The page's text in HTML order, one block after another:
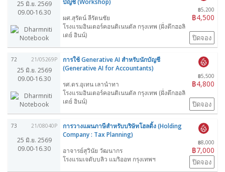
25 มิ.ย. 2569
09.00-16.30
บัญชี (Workshop)
฿5,200
฿4,500
ผศ.สุรัตน์ ลีรัตนชัย
โรงแรมอินเตอร์คอนติเนนตัล กรุงเทพ (ฝั่งตึกฮอลิ
เดย์ อินน์)
ปิดจอง
72 21/05269P
25 มิ.ย. 2569
09.00-16.30
การใช้ Generative AI สำหรับนักบัญชี
(Generative AI for Accountants)
฿5,500
฿4,800
รศ.ดร.อุเทน เลานำทา
โรงแรมอินเตอร์คอนติเนนตัล กรุงเทพ (ฝั่งตึกฮอลิ
เดย์ อินน์)
ปิดจอง
73 21/08040P
25 มิ.ย. 2569
09.00-16.30
การวางแผนภาษีสำหรับบริษัทโฮลดิ้ง (Holding
Company : Tax Planning)
฿8,000
฿7,000
อาจารย์สุวินัย วัฒนากร
โรงแรมเจดับบลิว แมริออท กรุงเทพฯ
ปิดจอง